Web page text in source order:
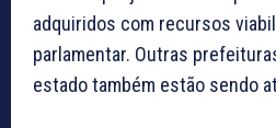
adquiridos com recursos
parlamentar. Outras
estado também estão sendo